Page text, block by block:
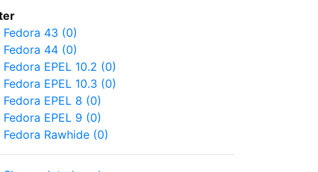
Fedora 43 (0)
Fedora 44 (0)
Fedora EPEL 10.2 (0)
Fedora EPEL 10.3 (0)
Fedora EPEL 8 (0)
Fedora EPEL 9 (0)
Fedora Rawhide (0)